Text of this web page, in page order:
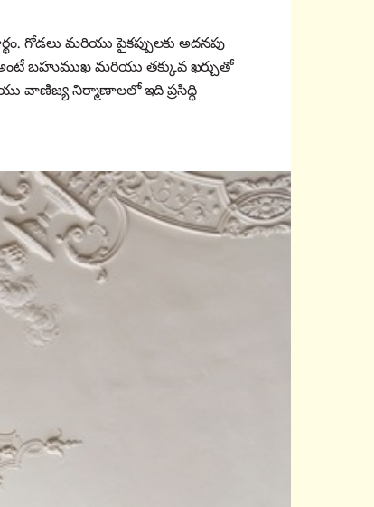
గోడలు మరియు పైకప్పులకు అదనపు
బహుముఖ మరియు తక్కువ ఖర్చుతో
వాణిజ్య నిర్మాణాలలో ఇది ప్రసిద్ధి